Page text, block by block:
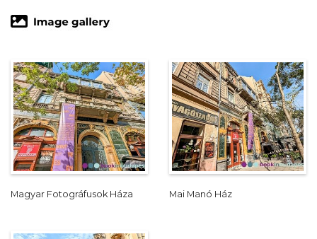
Magyar Fotográfusok Háza Mai Manó Ház